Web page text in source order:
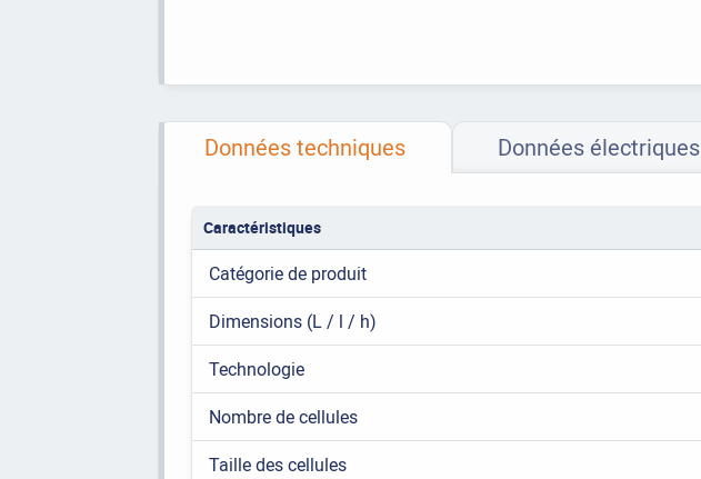
Données techniques Données électriques
Caractéristiques
Catégorie de produit
Dimensions (L / l / h)
Technologie
Nombre de cellules
Taille des cellules